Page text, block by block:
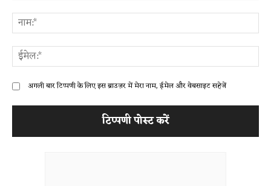
अगली बार टिप्पणी के लिए इस ब्राउज़र में मेरा नाम, ईमेल और वेबसाइट सहेजें